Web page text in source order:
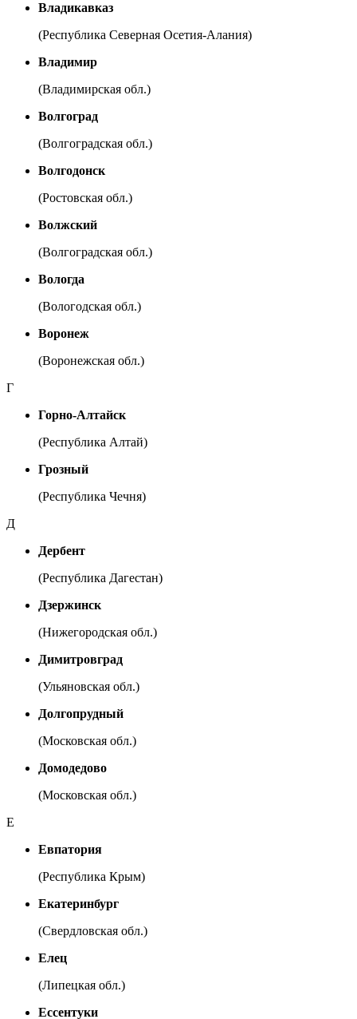
Владикавказ
(Республика Северная Осетия-Алания)
Владимир
(Владимирская обл.)
Волгоград
(Волгоградская обл.)
Волгодонск
(Ростовская обл.)
Волжский
(Волгоградская обл.)
Вологда
(Вологодская обл.)
Воронеж
(Воронежская обл.)
Г
Горно-Алтайск
(Республика Алтай)
Грозный
(Республика Чечня)
Д
Дербент
(Республика Дагестан)
Дзержинск
(Нижегородская обл.)
Димитровград
(Ульяновская обл.)
Долгопрудный
(Московская обл.)
Домодедово
(Московская обл.)
Е
Евпатория
(Республика Крым)
Екатеринбург
(Свердловская обл.)
Елец
(Липецкая обл.)
Ессентуки